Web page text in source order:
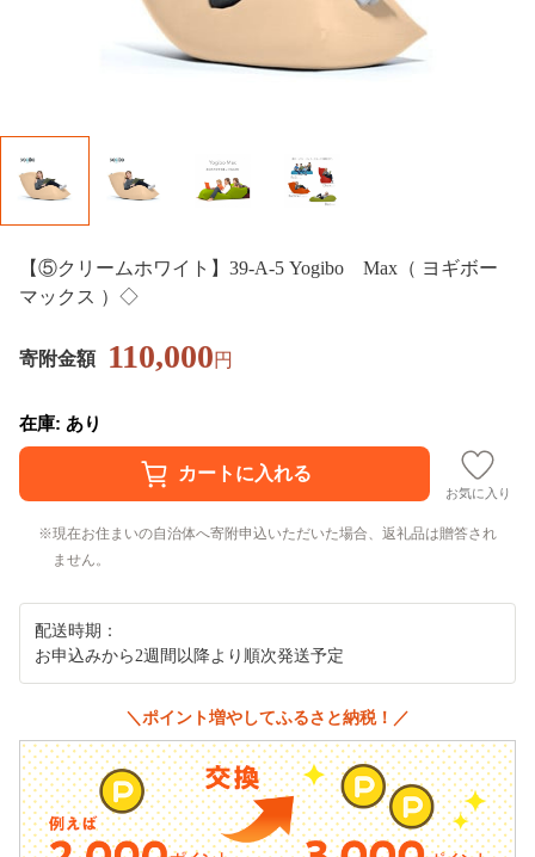
【⑤クリームホワイト】39-A-5 Yogibo Max（ ヨギボー
マックス ）◇
寄附金額 110,000円
在庫: あり
お気に入り
現在お住まいの自治体へ寄附申込いただいた場合、返礼品は贈答され
ません。
配送時期：
お申込みから2週間以降より順次発送予定
＼ポイント増やしてふるさと納税！／